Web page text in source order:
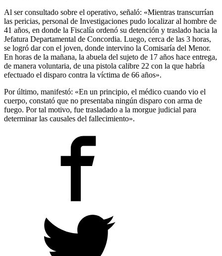
Al ser consultado sobre el operativo, señaló: «Mientras transcurrían
las pericias, personal de Investigaciones pudo localizar al hombre de
41 años, en donde la Fiscalía ordenó su detención y traslado hacia la
Jefatura Departamental de Concordia. Luego, cerca de las 3 horas,
se logró dar con el joven, donde intervino la Comisaría del Menor.
En horas de la mañana, la abuela del sujeto de 17 años hace entrega,
de manera voluntaria, de una pistola calibre 22 con la que habría
efectuado el disparo contra la víctima de 66 años».
Por último, manifestó: «En un principio, el médico cuando vio el
cuerpo, constató que no presentaba ningún disparo con arma de
fuego. Por tal motivo, fue trasladado a la morgue judicial para
determinar las causales del fallecimiento».